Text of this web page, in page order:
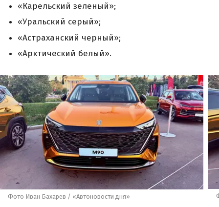
«Карельский зеленый»;
«Уральский серый»;
«Астраханский черный»;
«Арктический белый».
Фото Иван Бахарев / «Автоновости дня»